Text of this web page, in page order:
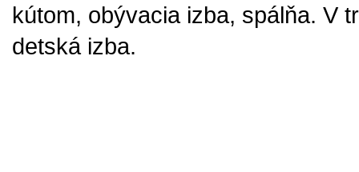
kútom, obývacia izba, spálňa. V
detská izba.